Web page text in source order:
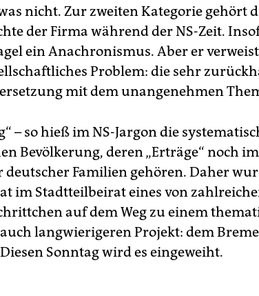
nicht. Zur zweiten Kategorie gehört
der Firma während der NS-Zeit.
ein Anachronismus. Aber er
Problem: die sehr
mit dem unangenehmen
– so hieß im NS-Jargon die
Bevölkerung, deren „Erträge“ noch
deutscher Familien gehören. Daher
im Stadtteilbeirat eines von
auf dem Weg zu einem
langwierigeren Projekt: dem
Sonntag wird es eingeweiht.